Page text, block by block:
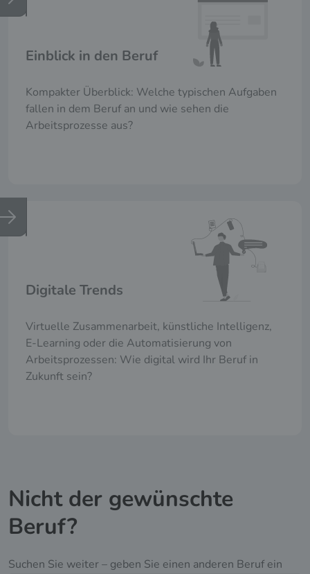
Einblick in den Beruf
Kompakter Überblick: Welche typischen Aufgaben
fallen in dem Beruf an und wie sehen die
Arbeitsprozesse aus?
Digitale Trends
Virtuelle Zusammenarbeit, künstliche Intelligenz,
E-Learning oder die Automatisierung von
Arbeitsprozessen: Wie digital wird Ihr Beruf in
Zukunft sein?